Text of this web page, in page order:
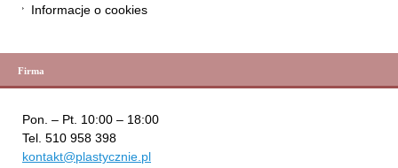
Informacje o cookies
Firma
Pon. – Pt. 10:00 – 18:00
Tel. 510 958 398
kontakt@plastycznie.pl